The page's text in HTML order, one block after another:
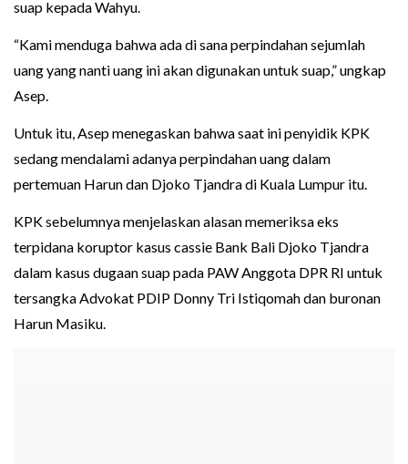
suap kepada Wahyu.
“Kami menduga bahwa ada di sana perpindahan sejumlah
uang yang nanti uang ini akan digunakan untuk suap,” ungkap
Asep.
Untuk itu, Asep menegaskan bahwa saat ini penyidik KPK
sedang mendalami adanya perpindahan uang dalam
pertemuan Harun dan Djoko Tjandra di Kuala Lumpur itu.
KPK sebelumnya menjelaskan alasan memeriksa eks
terpidana koruptor kasus cassie Bank Bali Djoko Tjandra
dalam kasus dugaan suap pada PAW Anggota DPR RI untuk
tersangka Advokat PDIP Donny Tri Istiqomah dan buronan
Harun Masiku.